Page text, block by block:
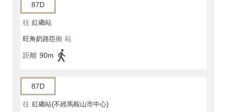
87D
往 紅磡站
旺角奶路臣街 站
距離 90m
87D
往 紅磡站(不經馬鞍山市中心)